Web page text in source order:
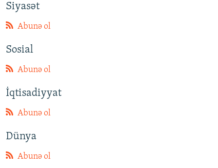
Siyasət
Abunə ol
Sosial
Abunə ol
İqtisadiyyat
Abunə ol
Dünya
Abunə ol